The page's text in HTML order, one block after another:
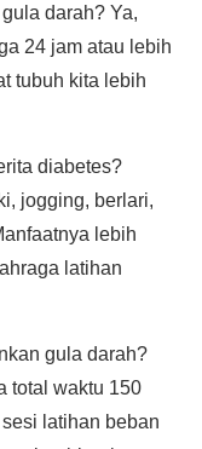
darah? Ya,
24 jam atau lebih
tubuh kita lebih
diabetes?
jogging, berlari,
lebih
latihan
gula darah?
total waktu 150
latihan beban